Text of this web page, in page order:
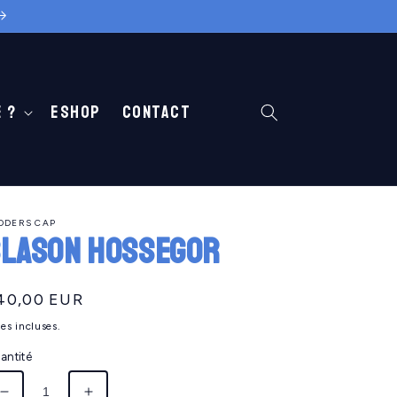
? Eshop Contact
CAP
HOSSEGOR
EUR
incluses.